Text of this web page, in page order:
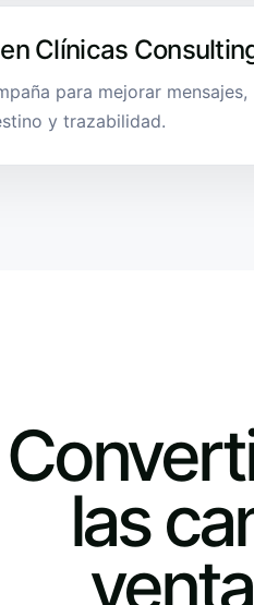
Clínicas
para mejorar mensajes,
y trazabilidad.
las